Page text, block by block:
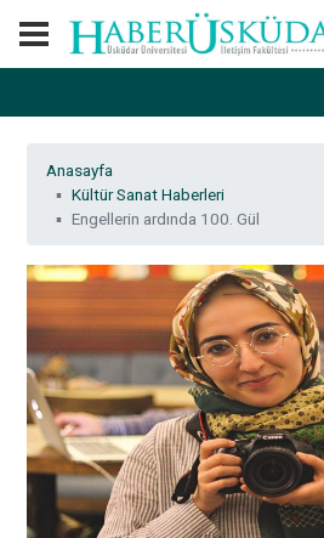
Anasayfa
Kültür Sanat Haberleri
Engellerin ardında 100. Gül